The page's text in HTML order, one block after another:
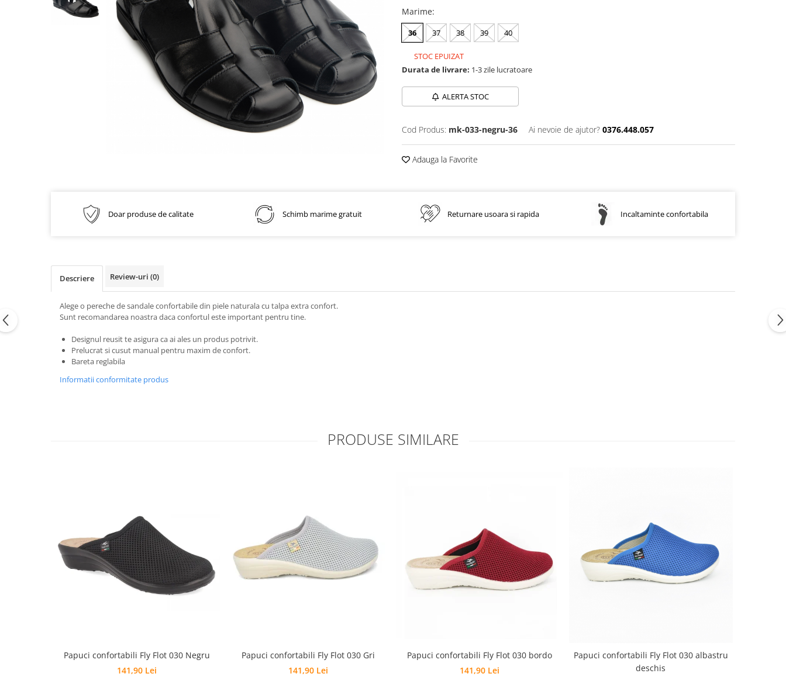
Marime:
36 37 38 39 40
STOC EPUIZAT
Durata de livrare: 1-3 zile lucratoare
ALERTA STOC
Cod Produs: mk-033-negru-36 Ai nevoie de ajutor? 0376.448.057
Adauga la Favorite
Doar produse de calitate Schimb marime gratuit Returnare usoara si rapida Incaltaminte confortabila
Descriere Review-uri (0)
Alege o pereche de sandale confortabile din piele naturala cu talpa extra confort.
Sunt recomandarea noastra daca confortul este important pentru tine.
Designul reusit te asigura ca ai ales un produs potrivit.
Prelucrat si cusut manual pentru maxim de confort.
Bareta reglabila
Informatii conformitate produs
PRODUSE SIMILARE
Papuci confortabili Fly Flot 030 Negru
141,90 Lei
Papuci confortabili Fly Flot 030 Gri
141,90 Lei
Papuci confortabili Fly Flot 030 bordo
141,90 Lei
Papuci confortabili Fly Flot 030 albastru
deschis